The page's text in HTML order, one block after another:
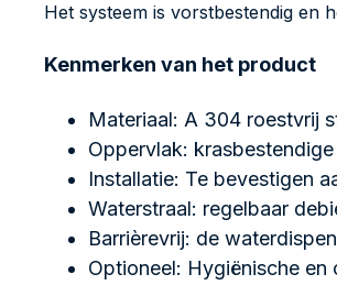
Het systeem is vorstbestendig en
Kenmerken van het product
Materiaal: A 304 roestvrij
Oppervlak:
Installatie: Te bevestigen
Waterstraal: regelbaar
Barrièrevrij: de
Optioneel: Hygiënische